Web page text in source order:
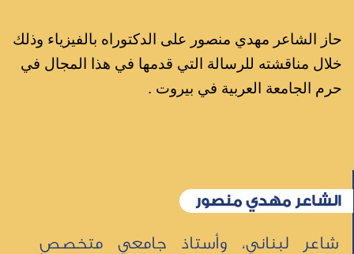
حاز الشاعر مهدي منصور على الدكتوراه بالفيزياء وذلك
خلال مناقشته للرسالة التي قدمها في هذا المجال في
حرم الجامعة العربية في بيروت .
الشاعر مهدي منصور
شاعر لبناني، وأستاذ جامعي متخصص